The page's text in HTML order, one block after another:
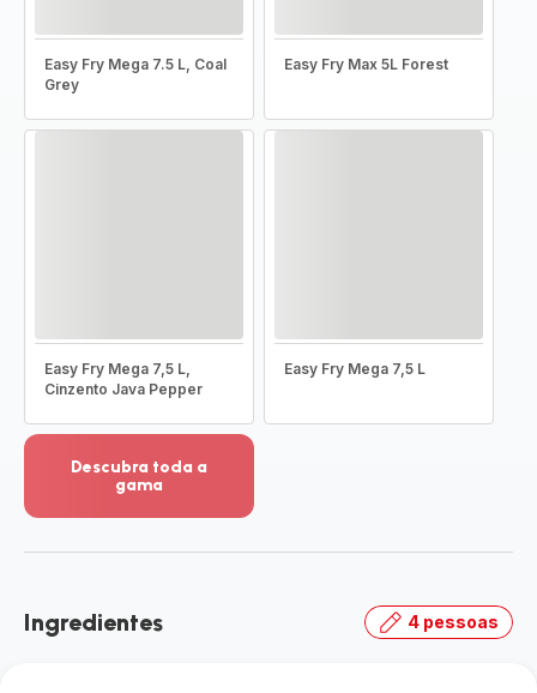
Easy Fry Mega 7.5 L, Coal
Grey
Easy Fry Max 5L Forest
Easy Fry Mega 7,5 L,
Cinzento Java Pepper
Easy Fry Mega 7,5 L
Descubra toda a
gama
detalhes
toda
Ingredientes 4 pessoas